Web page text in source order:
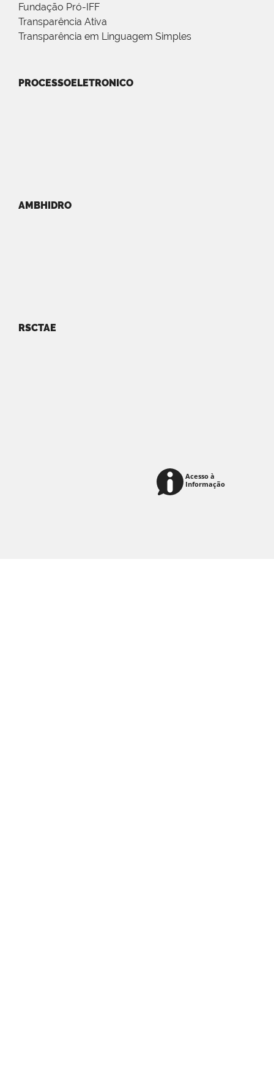
Fundação Pró-IFF
Transparência Ativa
Transparência em Linguagem Simples
PROCESSOELETRONICO
AMBHIDRO
RSCTAE